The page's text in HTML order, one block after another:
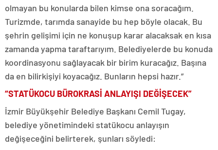
olmayan bu konularda bilen kimse ona soracağım.
Turizmde, tarımda sanayide bu hep böyle olacak. Bu
şehrin gelişimi için ne konuşup karar alacaksak en kısa
zamanda yapma taraftarıyım. Belediyelerde bu konuda
koordinasyonu sağlayacak bir birim kuracağız. Başına
da en bilirkişiyi koyacağız. Bunların hepsi hazır.”
“STATÜKOCU BÜROKRASİ ANLAYIŞI DEĞİŞECEK”
İzmir Büyükşehir Belediye Başkanı Cemil Tugay,
belediye yönetimindeki statükocu anlayışın
değişeceğini belirterek, şunları söyledi: